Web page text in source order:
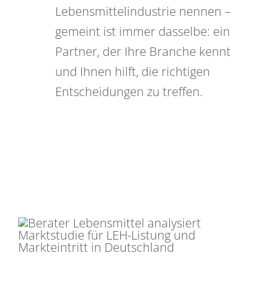
Lebensmittelindustrie nennen –
gemeint ist immer dasselbe: ein
Partner, der Ihre Branche kennt
und Ihnen hilft, die richtigen
Entscheidungen zu treffen.